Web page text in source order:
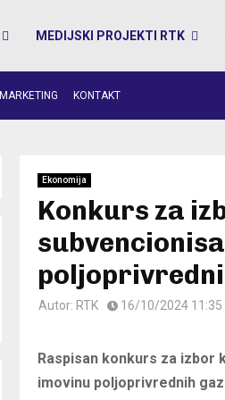
MEDIJSKI PROJEKTI RTK
MARKETING KONTAKT
Ekonomija
Konkurs za
Autor: RTK 16/10/2024 11:35
Raspisan konkurs za
imovinu poljoprivrednih